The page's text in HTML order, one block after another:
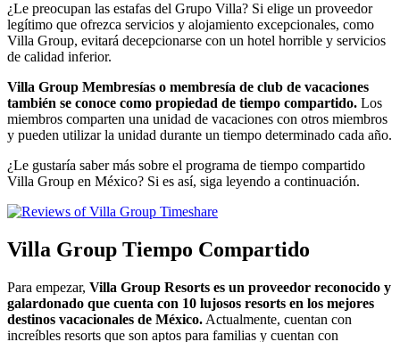
¿Le preocupan las estafas del Grupo Villa? Si elige un proveedor
legítimo que ofrezca servicios y alojamiento excepcionales, como
Villa Group, evitará decepcionarse con un hotel horrible y servicios
de calidad inferior.
Villa Group Membresías o membresía de club de vacaciones
también se conoce como propiedad de tiempo compartido. Los
miembros comparten una unidad de vacaciones con otros miembros
y pueden utilizar la unidad durante un tiempo determinado cada año.
¿Le gustaría saber más sobre el programa de tiempo compartido
Villa Group en México? Si es así, siga leyendo a continuación.
Villa Group Tiempo Compartido
Para empezar, Villa Group Resorts es un proveedor reconocido y
galardonado que cuenta con 10 lujosos resorts en los mejores
destinos vacacionales de México. Actualmente, cuentan con
increíbles resorts que son aptos para familias y cuentan con